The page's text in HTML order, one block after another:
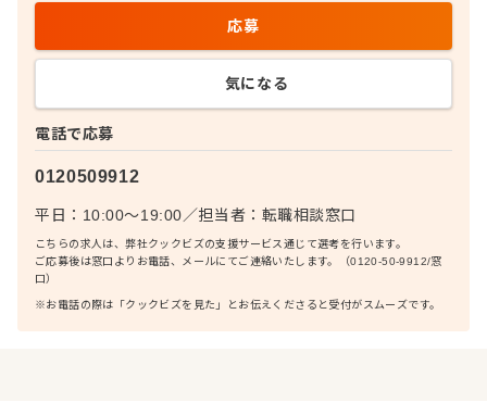
電話で応募
0120509912
平日：10:00〜19:00／担当者： 転職相談窓口
こちらの求人は、弊社クックビズの支援サービス通じて選考を行います。
ご応募後は窓口よりお電話、メールにてご連絡いたします。（0120-50-9912/窓
口）
※お電話の際は「クックビズを見た」とお伝えくださると受付がスムーズです。
応募
気になる